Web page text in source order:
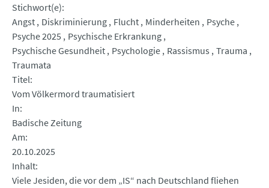
Stichwort(e)
Angst Diskriminierung Flucht Minderheiten
Psyche
Psyche 2025
Psychische Erkrankung
Psychische Gesundheit Psychologie Rassismus Trauma
Traumata
Titel
Vom Völkermord traumatisiert
In
Badische Zeitung
Am
20.10.2025
Inhalt
Viele Jesiden, die vor dem „IS“ nach Deutschland fliehen